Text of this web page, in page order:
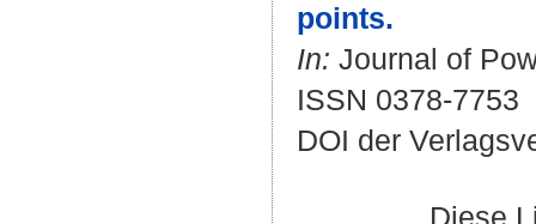
points.
In: Journal of
ISSN 0378-7753
DOI der
Diese